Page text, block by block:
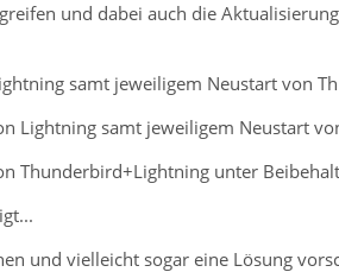
und dabei auch die
samt jeweiligem Neustart von
Lightning samt jeweiligem Neustart
Thunderbird+Lightning unter
und vielleicht sogar eine Lösung